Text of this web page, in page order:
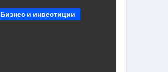
Бизнес и инвестиции